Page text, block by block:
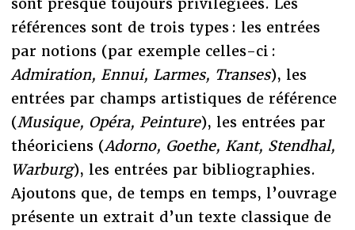
références sont de trois types : les entrées
par notions (par exemple celles-ci :
Admiration, Ennui, Larmes, Transes), les
entrées par champs artistiques de référence
(Musique, Opéra, Peinture), les entrées par
théoriciens (Adorno, Goethe, Kant, Stendhal,
Warburg), les entrées par bibliographies.
Ajoutons que, de temps en temps, l’ouvrage
présente un extrait d’un texte classique de